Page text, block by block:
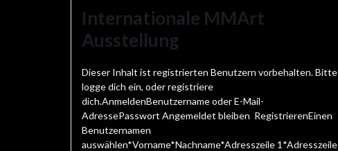
Internationale MMArt
Ausstellung
Dieser Inhalt ist registrierten Benutzern vorbehalten. Bitte
logge dich ein, oder registriere
dich.AnmeldenBenutzername oder E-Mail-
AdressePasswort Angemeldet bleiben RegistrierenEinen
Benutzernamen
auswählen*Vorname*Nachname*Adresszeile 1*Adresszeile